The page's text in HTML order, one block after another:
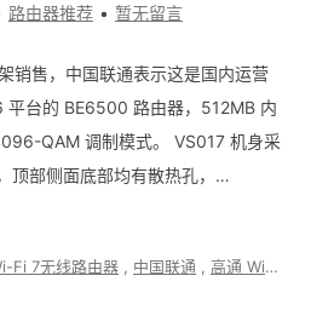
路由器推荐 暂无留言
销售，中国联通表示这是国内运营
平台的 BE6500 路由器，512MB 内
QAM 调制模式。 VS017 机身采
顶部侧面底部均有散热孔，…
Fi 7无线路由器 中国联通 高通 Wi-Fi 7 路由器